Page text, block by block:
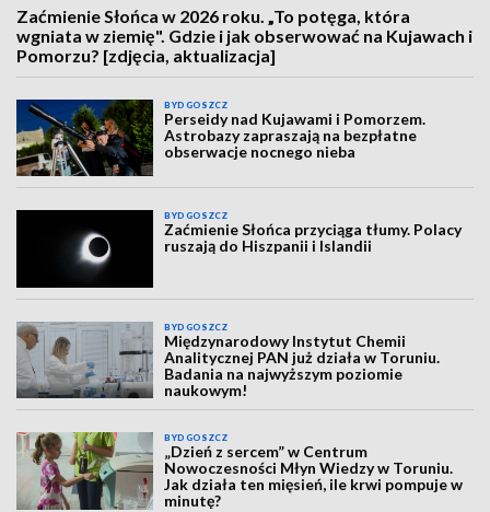
Zaćmienie Słońca w 2026 roku. „To potęga, która
wgniata w ziemię". Gdzie i jak obserwować na Kujawach i
Pomorzu? [zdjęcia, aktualizacja]
BYDGOSZCZ
Perseidy nad Kujawami i Pomorzem.
Astrobazy zapraszają na bezpłatne
obserwacje nocnego nieba
BYDGOSZCZ
Zaćmienie Słońca przyciąga tłumy. Polacy
ruszają do Hiszpanii i Islandii
BYDGOSZCZ
Międzynarodowy Instytut Chemii
Analitycznej PAN już działa w Toruniu.
Badania na najwyższym poziomie
naukowym!
BYDGOSZCZ
„Dzień z sercem” w Centrum
Nowoczesności Młyn Wiedzy w Toruniu.
Jak działa ten mięsień, ile krwi pompuje w
minutę?